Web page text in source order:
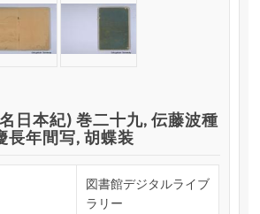
日本紀) 巻二十九, 伝藤波種
長年間写, 胡蝶装
図書館デジタルライブ
ラリー